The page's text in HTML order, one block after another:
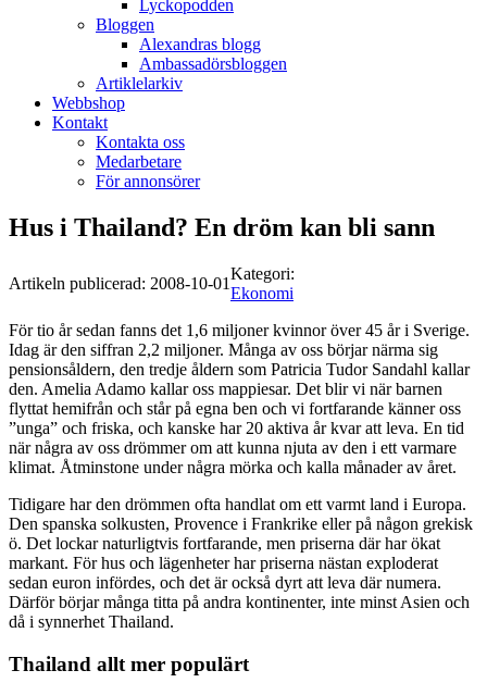
Lyckopodden
Bloggen
Alexandras blogg
Ambassadörsbloggen
Artiklelarkiv
Webbshop
Kontakt
Kontakta oss
Medarbetare
För annonsörer
Hus i Thailand? En dröm kan bli sann
Artikeln publicerad: 2008-10-01
Kategori:
Ekonomi
För tio år sedan fanns det 1,6 miljoner kvinnor över 45 år i Sverige.
Idag är den siffran 2,2 miljoner. Många av oss börjar närma sig
pensionsåldern, den tredje åldern som Patricia Tudor Sandahl kallar
den. Amelia Adamo kallar oss mappiesar. Det blir vi när barnen
flyttat hemifrån och står på egna ben och vi fortfarande känner oss
”unga” och friska, och kanske har 20 aktiva år kvar att leva. En tid
när några av oss drömmer om att kunna njuta av den i ett varmare
klimat. Åtminstone under några mörka och kalla månader av året.
Tidigare har den drömmen ofta handlat om ett varmt land i Europa.
Den spanska solkusten, Provence i Frankrike eller på någon grekisk
ö. Det lockar naturligtvis fortfarande, men priserna där har ökat
markant. För hus och lägenheter har priserna nästan exploderat
sedan euron infördes, och det är också dyrt att leva där numera.
Därför börjar många titta på andra kontinenter, inte minst Asien och
då i synnerhet Thailand.
Thailand allt mer populärt